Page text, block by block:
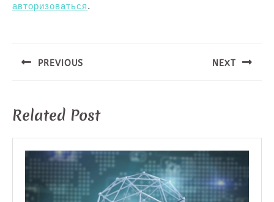
авторизоваться.
записям
PREVIOUS NEXT
Related Post